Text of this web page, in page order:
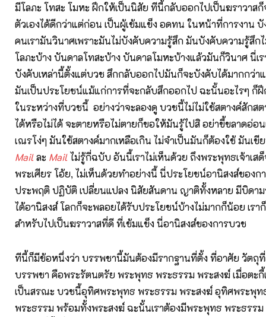
มีโลภะ โทสะ โมหะ ฝึกให้เป็นนิสัย ทีนี้กลับออกไปเป็นฆราวาส
ตัวเองได้ดีกว่าแต่ก่อน เป็นผู้เข้มแข็ง อดทน ในหน้าที่การงาน
คนเรามันวินาศเพราะมันไม่บังคับความรู้สึก มันบังคับความรู้สึก
โลภะบ้าง บันดาลโทสะบ้าง บันดาลโมหะบ้างแล้วมันก็วินาศ นี่เ
บังคับเหล่านี้ตั้งแต่บวช สึกกลับออกไปมันก็จะบังคับได้มากกว่า
มันเป็นประโยชน์แม้แก่การที่จะกลับสึกออกไป ฉะนั้นอะไรๆ ก็ฝึ
ในระหว่างที่บวชนี้ อย่างว่าจะลองดู บวชนี้ไม่ไม่ใช้สตางค์สักสต
ได้หรือไม่ได้ จะตายหรือไม่ตายก็ขอให้มันรู้ไปสิ อย่าขี้ขลาดอ่อ
เณรโง่ๆ มันใช้สตางค์มากเหลือเกิน ไม่จำเป็นมันก็ต้องใช้ มันเ
Mailละ Mailไม่รู้กี่ฉบับ อันนี้เราไม่เห็นด้วย ถึงพระพุทธเจ้าเส
พระเศียร โอ้ย, ไม่เห็นด้วยทำอย่างนี้ นี่ประโยชน์อานิสงส์ของก
ประพฤติ ปฏิบัติ เปลี่ยนแปลง นิสัยสันดาน ญาติทั้งหลาย มีบิดาม
ได้อานิสงส์ โลกก็จะพลอยได้รับประโยชน์บ้างไม่มากก็น้อย เรา
สำหรับไปเป็นฆราวาสที่ดี ที่เข้มแข็ง นี่อานิสงส์ของการบวช
ทีนี้ก็มีข้อหนึ่งว่า บรรพชานี้มันต้องมีรากฐานที่ตั้ง ที่อาศัย วัตถุ
บรรพชา คือพระรัตนตรัย พระพุทธ พระธรรม พระสงฆ์ เมื่อตะกี้
เป็นสรณะ บวชนี้อุทิศพระพุทธ พระธรรม พระสงฆ์ อุทิศพระพุท
พระธรรม พร้อมทั้งพระสงฆ์ ฉะนั้นเราต้องมีพระพุทธ พระธรร